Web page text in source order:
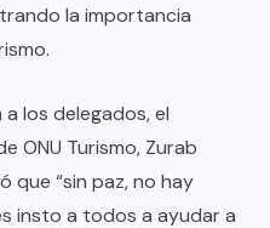
la importancia
los delegados, el
ONU Turismo, Zurab
que “sin paz, no hay
insto a todos a ayudar a